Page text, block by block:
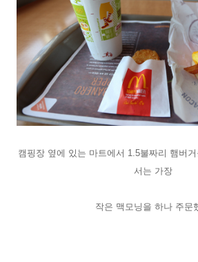
캠핑장 옆에 있는 마트에서 1.5불짜리 햄버
서는 가장
작은 맥모닝을 하나 주문